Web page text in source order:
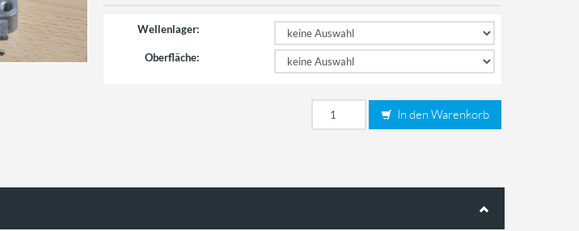
Wellenlager:
Oberfläche:
In den Warenkorb